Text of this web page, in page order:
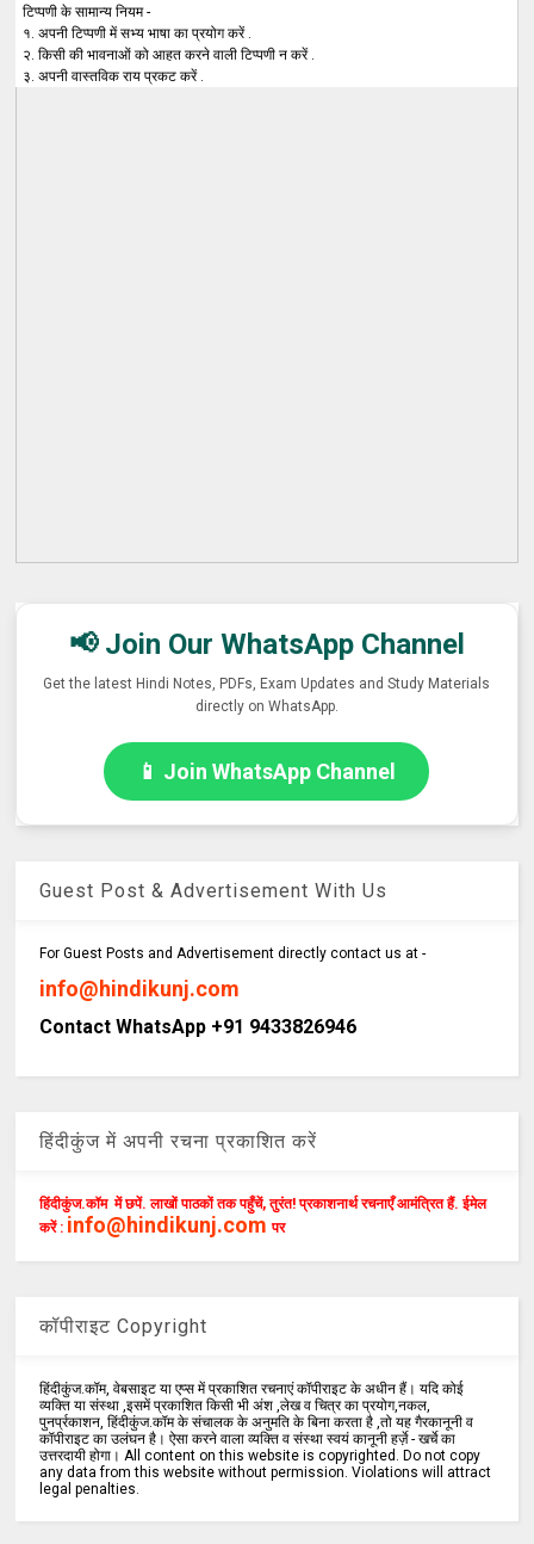
टिप्पणी के सामान्य नियम -
१. अपनी टिप्पणी में सभ्य भाषा का प्रयोग करें .
२. किसी की भावनाओं को आहत करने वाली टिप्पणी न करें .
३. अपनी वास्तविक राय प्रकट करें .
📢 Join Our WhatsApp Channel
Get the latest Hindi Notes, PDFs, Exam Updates and Study Materials
directly on WhatsApp.
📱 Join WhatsApp Channel
Guest Post & Advertisement With Us
For Guest Posts and Advertisement directly contact us at -
info@hindikunj.com
Contact WhatsApp +91 9433826946
हिंदीकुंज में अपनी रचना प्रकाशित करें
हिंदीकुंज.कॉम में छपें. लाखों पाठकों तक पहुँचें, तुरंत! प्रकाशनार्थ रचनाएँ आमंत्रित हैं. ईमेल
करें : info@hindikunj.com पर
कॉपीराइट Copyright
हिंदीकुंज.कॉम, वेबसाइट या एप्स में प्रकाशित रचनाएं कॉपीराइट के अधीन हैं। यदि कोई
व्यक्ति या संस्था ,इसमें प्रकाशित किसी भी अंश ,लेख व चित्र का प्रयोग,नकल,
पुनर्प्रकाशन, हिंदीकुंज.कॉम के संचालक के अनुमति के बिना करता है ,तो यह गैरकानूनी व
कॉपीराइट का उलंघन है। ऐसा करने वाला व्यक्ति व संस्था स्वयं कानूनी हर्ज़े - खर्चे का
उत्तरदायी होगा। All content on this website is copyrighted. Do not copy
any data from this website without permission. Violations will attract
legal penalties.